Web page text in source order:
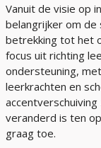
Vanuit de visie op
belangrijker om
betrekking tot het
focus uit richting
ondersteuning,
leerkrachten en
veranderd is ten
graag toe.